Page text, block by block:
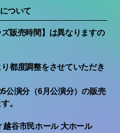
ついて
販売時間】は異なりますの
都度調整をさせていただき
公演分（6月公演分）の販売
。
越谷市民ホール 大ホール